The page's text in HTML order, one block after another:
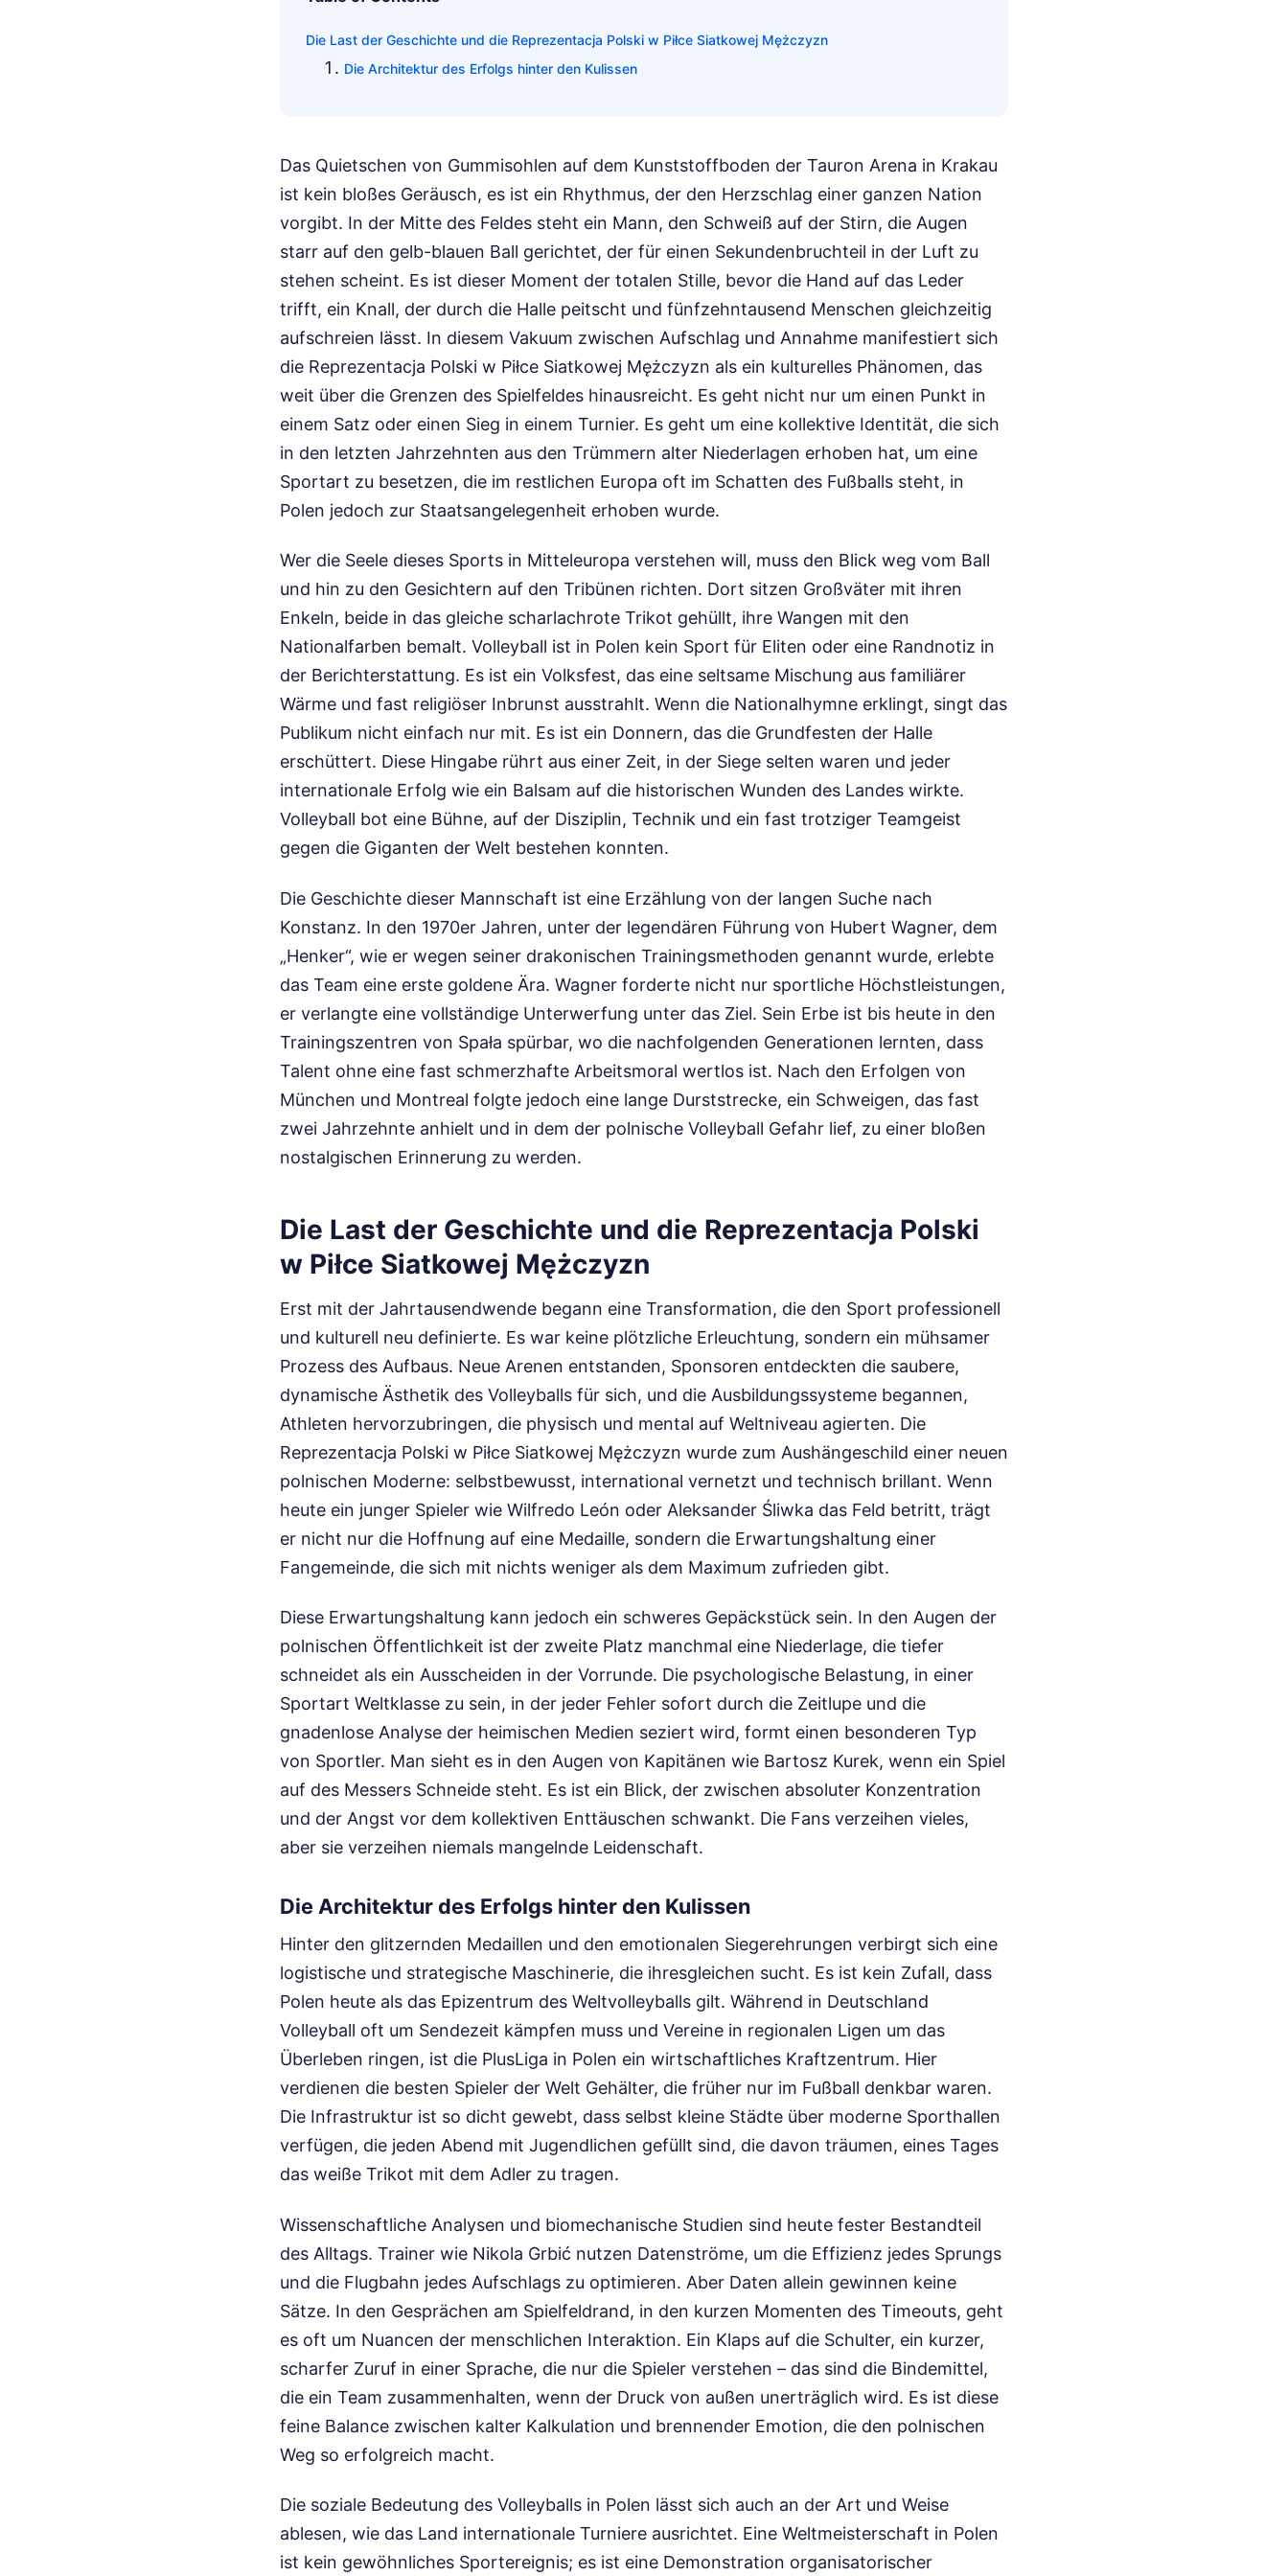
Die Last der Geschichte und die Reprezentacja Polski w Piłce Siatkowej Mężczyzn
Die Architektur des Erfolgs hinter den Kulissen
Das Quietschen von Gummisohlen auf dem Kunststoffboden der Tauron Arena in Krakau
ist kein bloßes Geräusch, es ist ein Rhythmus, der den Herzschlag einer ganzen Nation
vorgibt. In der Mitte des Feldes steht ein Mann, den Schweiß auf der Stirn, die Augen
starr auf den gelb-blauen Ball gerichtet, der für einen Sekundenbruchteil in der Luft zu
stehen scheint. Es ist dieser Moment der totalen Stille, bevor die Hand auf das Leder
trifft, ein Knall, der durch die Halle peitscht und fünfzehntausend Menschen gleichzeitig
aufschreien lässt. In diesem Vakuum zwischen Aufschlag und Annahme manifestiert sich
die Reprezentacja Polski w Piłce Siatkowej Mężczyzn als ein kulturelles Phänomen, das
weit über die Grenzen des Spielfeldes hinausreicht. Es geht nicht nur um einen Punkt in
einem Satz oder einen Sieg in einem Turnier. Es geht um eine kollektive Identität, die sich
in den letzten Jahrzehnten aus den Trümmern alter Niederlagen erhoben hat, um eine
Sportart zu besetzen, die im restlichen Europa oft im Schatten des Fußballs steht, in
Polen jedoch zur Staatsangelegenheit erhoben wurde.
Wer die Seele dieses Sports in Mitteleuropa verstehen will, muss den Blick weg vom Ball
und hin zu den Gesichtern auf den Tribünen richten. Dort sitzen Großväter mit ihren
Enkeln, beide in das gleiche scharlachrote Trikot gehüllt, ihre Wangen mit den
Nationalfarben bemalt. Volleyball ist in Polen kein Sport für Eliten oder eine Randnotiz in
der Berichterstattung. Es ist ein Volksfest, das eine seltsame Mischung aus familiärer
Wärme und fast religiöser Inbrunst ausstrahlt. Wenn die Nationalhymne erklingt, singt das
Publikum nicht einfach nur mit. Es ist ein Donnern, das die Grundfesten der Halle
erschüttert. Diese Hingabe rührt aus einer Zeit, in der Siege selten waren und jeder
internationale Erfolg wie ein Balsam auf die historischen Wunden des Landes wirkte.
Volleyball bot eine Bühne, auf der Disziplin, Technik und ein fast trotziger Teamgeist
gegen die Giganten der Welt bestehen konnten.
Die Geschichte dieser Mannschaft ist eine Erzählung von der langen Suche nach
Konstanz. In den 1970er Jahren, unter der legendären Führung von Hubert Wagner, dem
„Henker“, wie er wegen seiner drakonischen Trainingsmethoden genannt wurde, erlebte
das Team eine erste goldene Ära. Wagner forderte nicht nur sportliche Höchstleistungen,
er verlangte eine vollständige Unterwerfung unter das Ziel. Sein Erbe ist bis heute in den
Trainingszentren von Spała spürbar, wo die nachfolgenden Generationen lernten, dass
Talent ohne eine fast schmerzhafte Arbeitsmoral wertlos ist. Nach den Erfolgen von
München und Montreal folgte jedoch eine lange Durststrecke, ein Schweigen, das fast
zwei Jahrzehnte anhielt und in dem der polnische Volleyball Gefahr lief, zu einer bloßen
nostalgischen Erinnerung zu werden.
Die Last der Geschichte und die Reprezentacja Polski
w Piłce Siatkowej Mężczyzn
Erst mit der Jahrtausendwende begann eine Transformation, die den Sport professionell
und kulturell neu definierte. Es war keine plötzliche Erleuchtung, sondern ein mühsamer
Prozess des Aufbaus. Neue Arenen entstanden, Sponsoren entdeckten die saubere,
dynamische Ästhetik des Volleyballs für sich, und die Ausbildungssysteme begannen,
Athleten hervorzubringen, die physisch und mental auf Weltniveau agierten. Die
Reprezentacja Polski w Piłce Siatkowej Mężczyzn wurde zum Aushängeschild einer neuen
polnischen Moderne: selbstbewusst, international vernetzt und technisch brillant. Wenn
heute ein junger Spieler wie Wilfredo León oder Aleksander Śliwka das Feld betritt, trägt
er nicht nur die Hoffnung auf eine Medaille, sondern die Erwartungshaltung einer
Fangemeinde, die sich mit nichts weniger als dem Maximum zufrieden gibt.
Diese Erwartungshaltung kann jedoch ein schweres Gepäckstück sein. In den Augen der
polnischen Öffentlichkeit ist der zweite Platz manchmal eine Niederlage, die tiefer
schneidet als ein Ausscheiden in der Vorrunde. Die psychologische Belastung, in einer
Sportart Weltklasse zu sein, in der jeder Fehler sofort durch die Zeitlupe und die
gnadenlose Analyse der heimischen Medien seziert wird, formt einen besonderen Typ
von Sportler. Man sieht es in den Augen von Kapitänen wie Bartosz Kurek, wenn ein Spiel
auf des Messers Schneide steht. Es ist ein Blick, der zwischen absoluter Konzentration
und der Angst vor dem kollektiven Enttäuschen schwankt. Die Fans verzeihen vieles,
aber sie verzeihen niemals mangelnde Leidenschaft.
Die Architektur des Erfolgs hinter den Kulissen
Hinter den glitzernden Medaillen und den emotionalen Siegerehrungen verbirgt sich eine
logistische und strategische Maschinerie, die ihresgleichen sucht. Es ist kein Zufall, dass
Polen heute als das Epizentrum des Weltvolleyballs gilt. Während in Deutschland
Volleyball oft um Sendezeit kämpfen muss und Vereine in regionalen Ligen um das
Überleben ringen, ist die PlusLiga in Polen ein wirtschaftliches Kraftzentrum. Hier
verdienen die besten Spieler der Welt Gehälter, die früher nur im Fußball denkbar waren.
Die Infrastruktur ist so dicht gewebt, dass selbst kleine Städte über moderne Sporthallen
verfügen, die jeden Abend mit Jugendlichen gefüllt sind, die davon träumen, eines Tages
das weiße Trikot mit dem Adler zu tragen.
Wissenschaftliche Analysen und biomechanische Studien sind heute fester Bestandteil
des Alltags. Trainer wie Nikola Grbić nutzen Datenströme, um die Effizienz jedes Sprungs
und die Flugbahn jedes Aufschlags zu optimieren. Aber Daten allein gewinnen keine
Sätze. In den Gesprächen am Spielfeldrand, in den kurzen Momenten des Timeouts, geht
es oft um Nuancen der menschlichen Interaktion. Ein Klaps auf die Schulter, ein kurzer,
scharfer Zuruf in einer Sprache, die nur die Spieler verstehen – das sind die Bindemittel,
die ein Team zusammenhalten, wenn der Druck von außen unerträglich wird. Es ist diese
feine Balance zwischen kalter Kalkulation und brennender Emotion, die den polnischen
Weg so erfolgreich macht.
Die soziale Bedeutung des Volleyballs in Polen lässt sich auch an der Art und Weise
ablesen, wie das Land internationale Turniere ausrichtet. Eine Weltmeisterschaft in Polen
ist kein gewöhnliches Sportereignis; es ist eine Demonstration organisatorischer